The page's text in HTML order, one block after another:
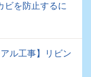
ビを防止するに
ル工事】リビン